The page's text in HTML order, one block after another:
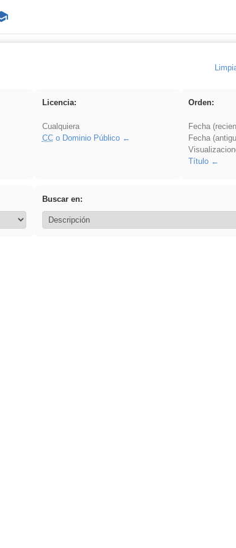
Licencia:
Cualquiera
CCo Dominio Público
Orden:
Fecha
Fecha
Título
Buscar en: